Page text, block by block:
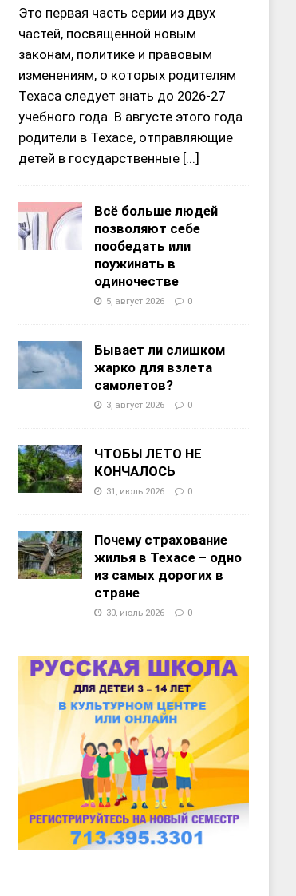
Это первая часть серии из двух
частей, посвященной новым
законам, политике и правовым
изменениям, о которых родителям
Техаса следует знать до 2026-27
учебного года. В августе этого года
родители в Техасе, отправляющие
детей в государственные [...]
Всё больше людей
позволяют себе
пообедать или
поужинать в
одиночестве
5, август 2026 0
Бывает ли слишком
жарко для взлета
самолетов?
3, август 2026 0
ЧТОБЫ ЛЕТО НЕ
КОНЧАЛОСЬ
31, июль 2026 0
Почему страхование
жилья в Техасе – одно
из самых дорогих в
стране
30, июль 2026 0